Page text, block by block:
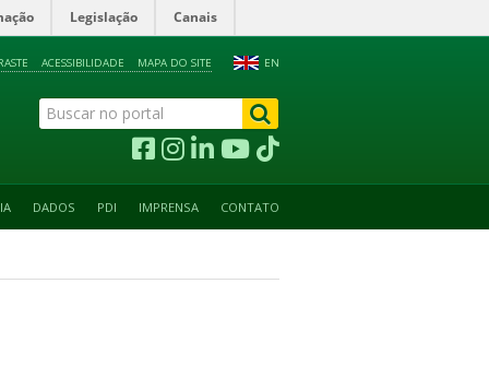
Legislação Canais
EN
ACESSIBILIDADE MAPA DO SITE
DADOS PDI IMPRENSA CONTATO